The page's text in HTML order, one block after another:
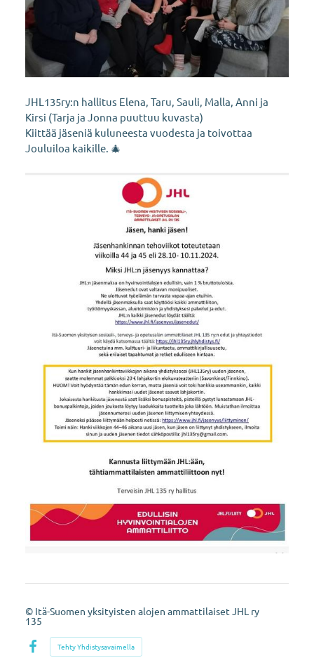
JHL135ry:n hallitus Elena, Taru, Sauli, Malla, Anni ja
Kirsi (Tarja ja Jonna puuttuu kuvasta)
Kiittää jäseniä kuluneesta vuodesta ja toivottaa
Jouluiloa kaikille. 🎄
© Itä-Suomen yksityisten alojen ammattilaiset JHL ry
135
Facebook
Tehty Yhdistysavaimella